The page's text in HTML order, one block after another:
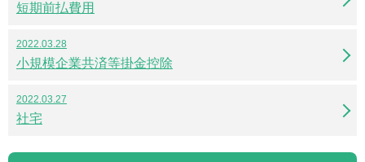
短期前払費用
2022.03.28
小規模企業共済等掛金控除
2022.03.27
社宅